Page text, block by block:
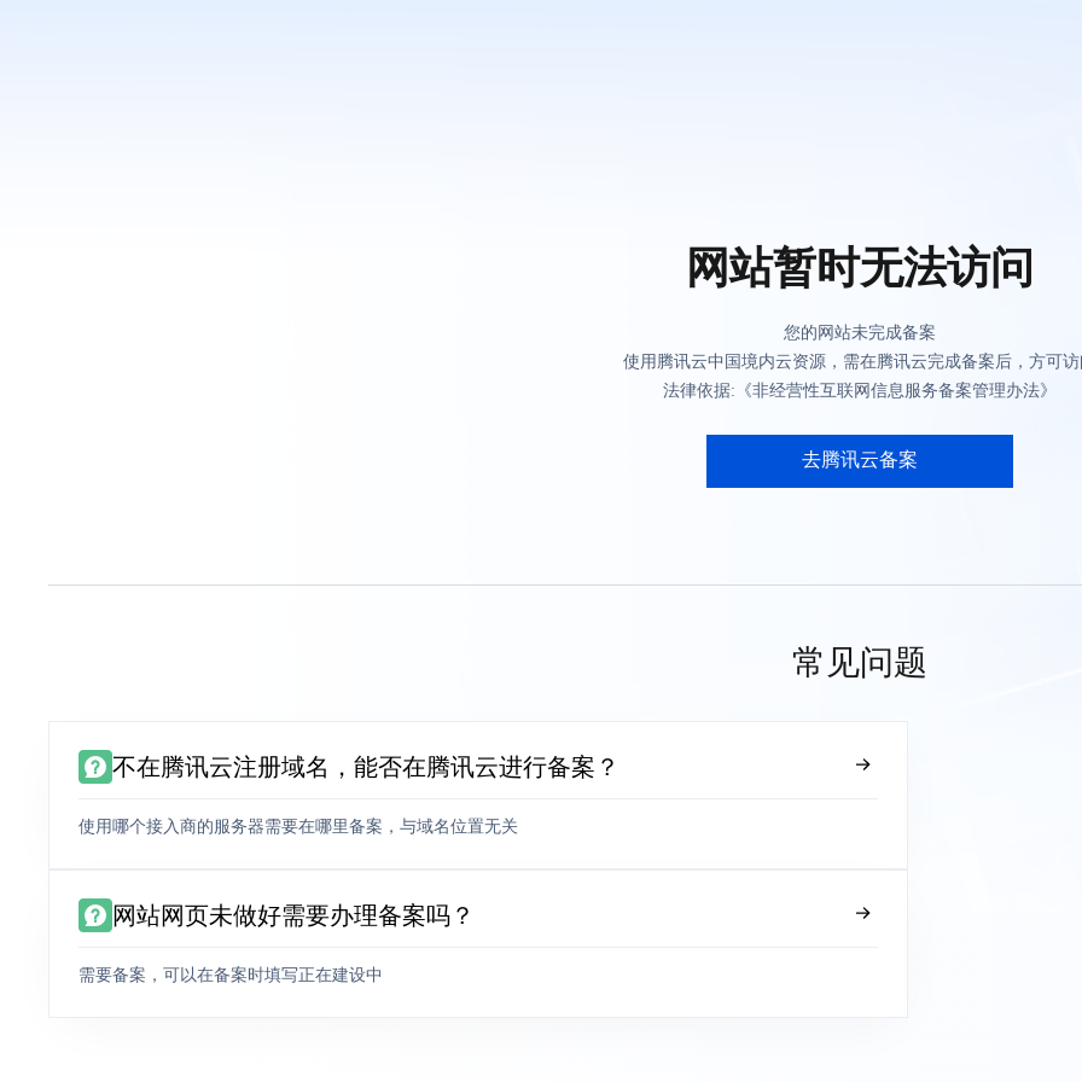
网站暂时无法访问
您的网站未完成备案
使用腾讯云中国境内云资源，需在腾讯云完成备案后，方可
法律依据:《非经营性互联网信息服务备案管理办法》
去腾讯云备案
常见问题
不在腾讯云注册域名，能否在腾讯云进行备案？
使用哪个接入商的服务器需要在哪里备案，与域名位置无关
网站网页未做好需要办理备案吗？
需要备案，可以在备案时填写正在建设中